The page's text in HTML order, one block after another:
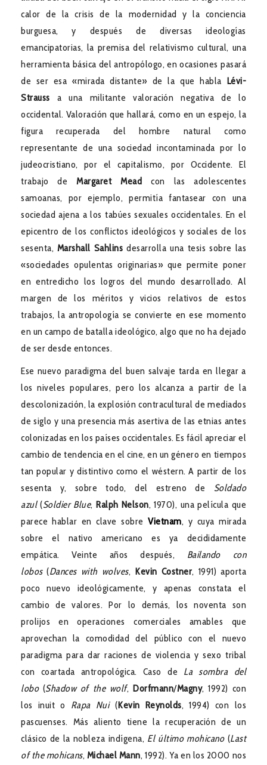
calor de la crisis de la modernidad y la conciencia
burguesa, y después de diversas ideologías
emancipatorias, la premisa del relativismo cultural, una
herramienta básica del antropólogo, en ocasiones pasará
de ser esa «mirada distante» de la que habla Lévi-
Strauss a una militante valoración negativa de lo
occidental. Valoración que hallará, como en un espejo, la
figura recuperada del hombre natural como
representante de una sociedad incontaminada por lo
judeocristiano, por el capitalismo, por Occidente. El
trabajo deMargaret Mead
con las adolescentes
samoanas, por ejemplo, permitía fantasear con una
sociedad ajena a los tabúes sexuales occidentales. En el
epicentro de los conflictos ideológicos y sociales de los
sesenta, Marshall Sahlins desarrolla una tesis sobre las
«sociedades opulentas originarias» que permite poner
en entredicho los logros del mundo desarrollado. Al
margen de los méritos y vicios relativos de estos
trabajos, la antropología se convierte en ese momento
en un campo de batalla ideológico, algo que no ha dejado
de ser desde entonces.
Ese nuevo paradigma del buen salvaje tarda en llegar a
los niveles populares, pero los alcanza a partir de la
descolonización, la explosión contracultural de mediados
de siglo y una presencia más asertiva de las etnias antes
colonizadas en los países occidentales. Es fácil apreciar el
cambio de tendencia en el cine, en un género en tiempos
tan popular y distintivo como el wéstern. A partir de los
sesenta y, sobre todo, del estreno de Soldado
azul(Soldier Blue, Ralph Nelson, 1970), una película que
parece hablar en clave sobreVietnam, y cuya mirada
sobre el nativo americano es ya decididamente
empática. Veinte años después, Bailando con
lobos(Dances with wolves, Kevin Costner, 1991) aporta
poco nuevo ideológicamente, y apenas constata el
cambio de valores. Por lo demás, los noventa son
prolijos en operaciones comerciales amables que
aprovechan la comodidad del público con el nuevo
paradigma para dar raciones de violencia y sexo tribal
con coartada antropológica. Caso de La sombra del
lobo(Shadow of the wolf, Dorfmann/Magny, 1992) con
los inuit o Rapa Nui(Kevin Reynolds, 1994) con los
pascuenses. Más aliento tiene la recuperación de un
clásico de la nobleza indígena, El último mohicano(Last
of the mohicans, Michael Mann, 1992). Ya en los 2000 nos